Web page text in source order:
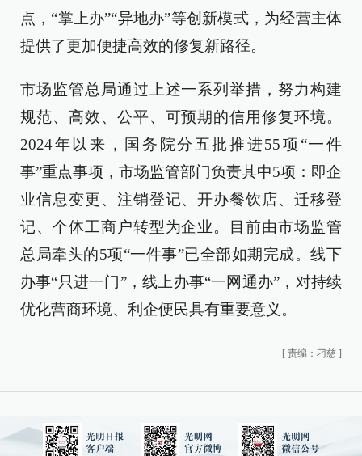
点，“掌上办”“异地办”等创新模式，为经营主体
提供了更加便捷高效的修复新路径。
市场监管总局通过上述一系列举措，努力构建
规范、高效、公平、可预期的信用修复环境。
2024年以来，国务院分五批推进55项“一件
事”重点事项，市场监管部门负责其中5项：即企
业信息变更、注销登记、开办餐饮店、迁移登
记、个体工商户转型为企业。目前由市场监管
总局牵头的5项“一件事”已全部如期完成。线下
办事“只进一门”，线上办事“一网通办”，对持续
优化营商环境、利企便民具有重要意义。
[ 责编：刁慈 ]